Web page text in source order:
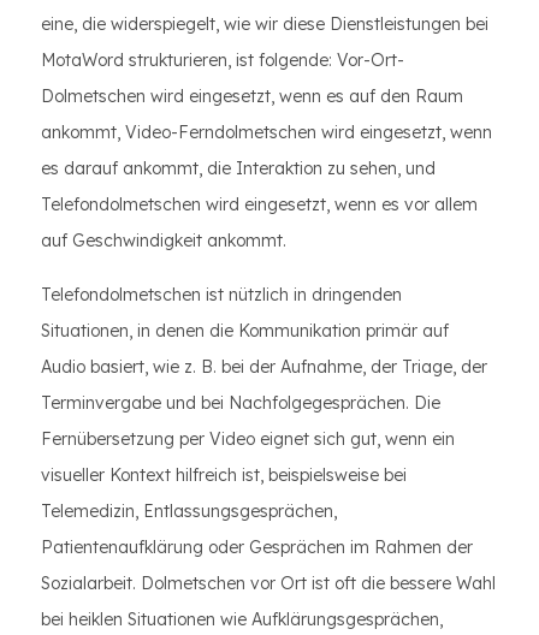
eine, die widerspiegelt, wie wir diese Dienstleistungen bei
MotaWord strukturieren, ist folgende: Vor-Ort-
Dolmetschen wird eingesetzt, wenn es auf den Raum
ankommt, Video-Ferndolmetschen wird eingesetzt, wenn
es darauf ankommt, die Interaktion zu sehen, und
Telefondolmetschen wird eingesetzt, wenn es vor allem
auf Geschwindigkeit ankommt.
Telefondolmetschen ist nützlich in dringenden
Situationen, in denen die Kommunikation primär auf
Audio basiert, wie z. B. bei der Aufnahme, der Triage, der
Terminvergabe und bei Nachfolgegesprächen. Die
Fernübersetzung per Video eignet sich gut, wenn ein
visueller Kontext hilfreich ist, beispielsweise bei
Telemedizin, Entlassungsgesprächen,
Patientenaufklärung oder Gesprächen im Rahmen der
Sozialarbeit. Dolmetschen vor Ort ist oft die bessere Wahl
bei heiklen Situationen wie Aufklärungsgesprächen,